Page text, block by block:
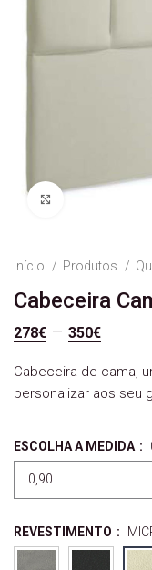
Início Produtos
Cabeceira
278€ – 350€
Cabeceira de cama,
personalizar aos seu
ESCOLHA A MEDIDA :
REVESTIMENTO :